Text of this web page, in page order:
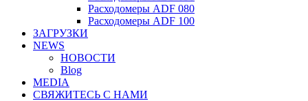
Расходомеры ADF 080
Расходомеры ADF 100
ЗАГРУЗКИ
NEWS
НОВОСТИ
Blog
MEDIA
СВЯЖИТЕСЬ С НАМИ